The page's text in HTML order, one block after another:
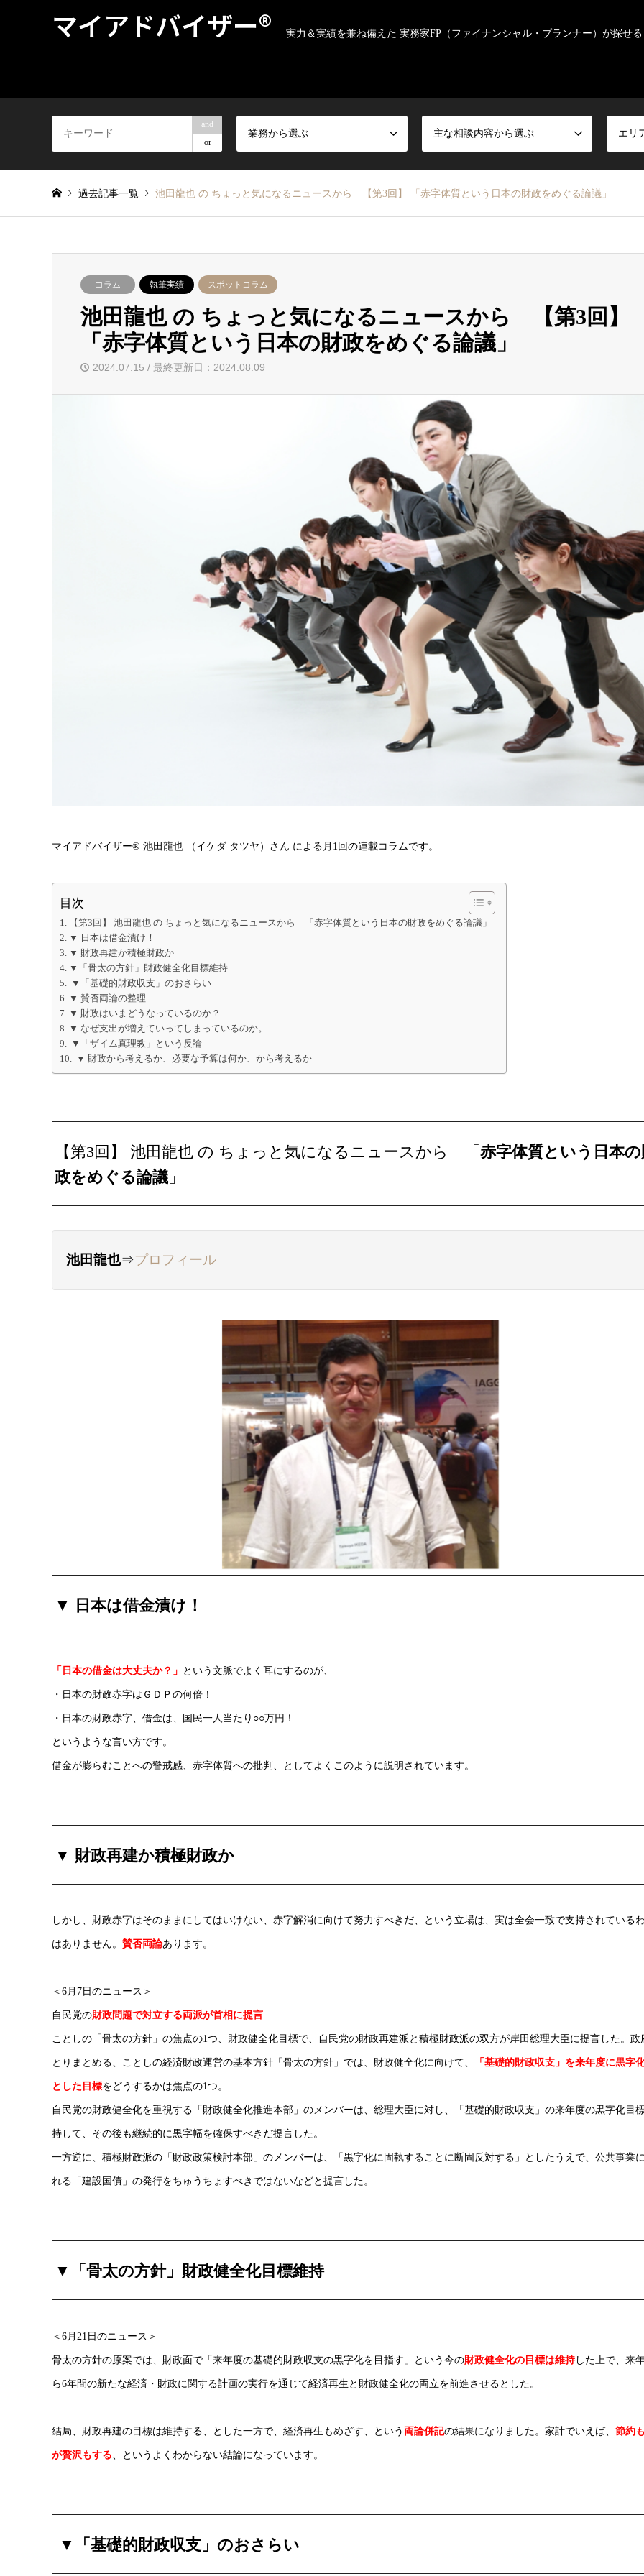
マイアドバイザー® 実力＆実績を兼ね備えた 実務家FP（ファイナンシャル・プランナー）が探せ
and
or
業務から選ぶ 主な相談内容から選ぶ エリ
過去記事一覧 池田龍也 の ちょっと気になるニュースから 【第3回】 「赤字体質という日本の財政をめぐる論議」
コラム 執筆実績 スポットコラム
池田龍也 の ちょっと気になるニュースから 【第3回】
「赤字体質という日本の財政をめぐる論議」
2024.07.15 / 最終更新日：2024.08.09
マイアドバイザー® 池田龍也 （イケダ タツヤ）さん による月1回の連載コラムです。
目次
【第3回】 池田龍也 の ちょっと気になるニュースから 「赤字体質という日本の財政をめぐる論議」
▼ 日本は借金漬け！
▼ 財政再建か積極財政か
▼「骨太の方針」財政健全化目標維持
▼「基礎的財政収支」のおさらい
▼ 賛否両論の整理
▼ 財政はいまどうなっているのか？
▼ なぜ支出が増えていってしまっているのか。
▼「ザイム真理教」という反論
▼ 財政から考えるか、必要な予算は何か、から考えるか
【第3回】 池田龍也 の ちょっと気になるニュースから 「赤字体質という日本
政をめぐる論議 」
池田龍也⇒プロフィール
▼ 日本は借金漬け！
「日本の借金は大丈夫か？」 という文脈でよく耳にするのが、
・日本の財政赤字はＧＤＰの何倍！
・日本の財政赤字、借金は、国民一人当たり○○万円！
というような言い方です。
借金が膨らむことへの警戒感、赤字体質への批判、としてよくこのように説明されています。
▼ 財政再建か積極財政か
しかし、財政赤字はそのままにしてはいけない、赤字解消に向けて努力すべきだ、という立場は、実は全会一致で支持されている
はありません。 賛否両論あります。
＜6月7日のニュース＞
自民党の財政問題で対立する両派が首相に提言
ことしの「骨太の方針」の焦点の1つ、財政健全化目標で、自民党の財政再建派と積極財政派の双方が岸田総理大臣に提言した。政
とりまとめる、ことしの経済財政運営の基本方針「骨太の方針」では、財政健全化に向けて、 「基礎的財政収支」を来年度に黒字
とした目標をどうするかは焦点の1つ。
自民党の財政健全化を重視する「財政健全化推進本部」のメンバーは、総理大臣に対し、「基礎的財政収支」の来年度の黒字化目
持して、その後も継続的に黒字幅を確保すべきだ提言した。
一方逆に、積極財政派の「財政政策検討本部」のメンバーは、「黒字化に固執することに断固反対する」としたうえで、公共事業
れる「建設国債」の発行をちゅうちょすべきではないなどと提言した。
▼「骨太の方針」財政健全化目標維持
＜6月21日のニュース＞
骨太の方針の原案では、財政面で「来年度の基礎的財政収支の黒字化を目指す」という今の財政健全化の目標は維持した上で、来
ら6年間の新たな経済・財政に関する計画の実行を通じて経済再生と財政健全化の両立を前進させるとした。
結局、財政再建の目標は維持する、とした一方で、経済再生もめざす、という 両論併記の結果になりました。家計でいえば、 節約
が贅沢もする、というよくわからない結論になっています。
▼ 「基礎的財政収支」のおさらい